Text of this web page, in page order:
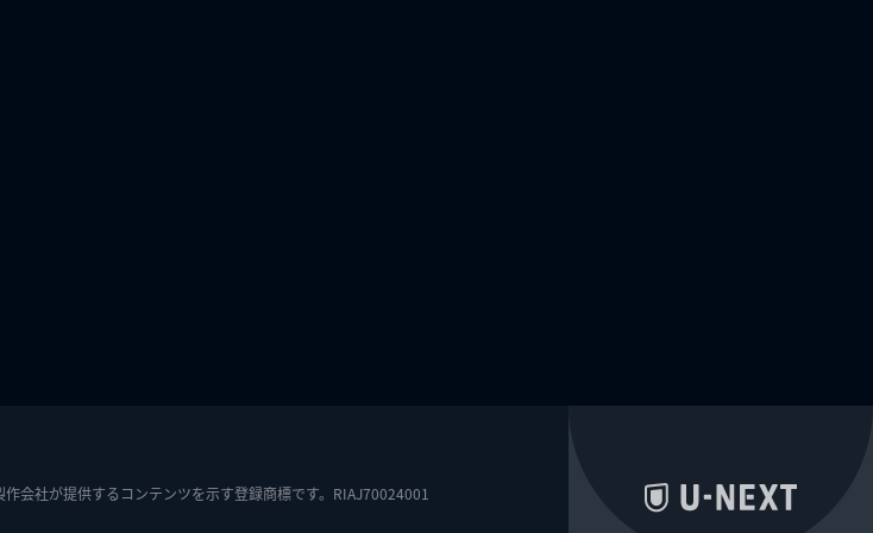
会社が提供するコンテンツを示す登録商標です。RIAJ70024001